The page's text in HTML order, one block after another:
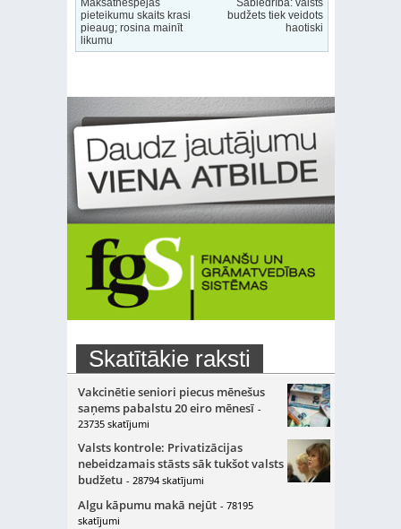
Maksātnespējas
pieteikumu skaits krasi
pieaug; rosina mainīt
likumu
Sabiedrība: valsts
budžets tiek veidots
haotiski
Skatītākie raksti
Vakcinētie seniori piecus mēnešus
saņems pabalstu 20 eiro mēnesī -
23735 skatījumi
Valsts kontrole: Privatizācijas
nebeidzamais stāsts sāk tukšot valsts
budžetu - 28794 skatījumi
Algu kāpumu makā nejūt - 78195
skatījumi